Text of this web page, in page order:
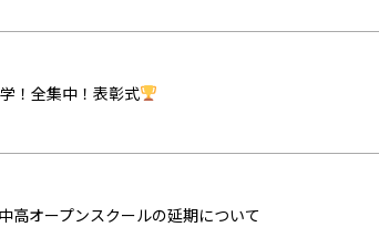
学！全集中！表彰式
高オープンスクールの延期について